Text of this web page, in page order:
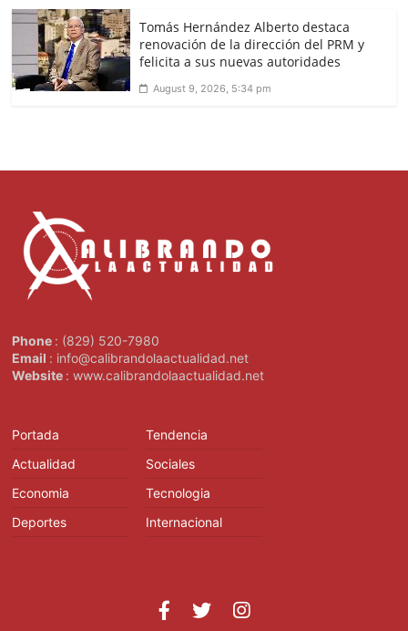
Tomás Hernández Alberto destaca
renovación de la dirección del PRM y
felicita a sus nuevas autoridades
August 9, 2026, 5:34 pm
Phone : (829) 520-7980
Email : info@calibrandolaactualidad.net
Website : www.calibrandolaactualidad.net
Portada
Actualidad
Economia
Deportes
Tendencia
Sociales
Tecnologia
Internacional